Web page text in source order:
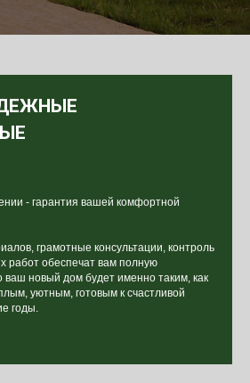
- гарантия вашей комфортной
грамотные консультации, контроль
работ обеспечат вам полную
ваш новый дом будет именно таким, как
уютным, готовым к счастливой
годы.